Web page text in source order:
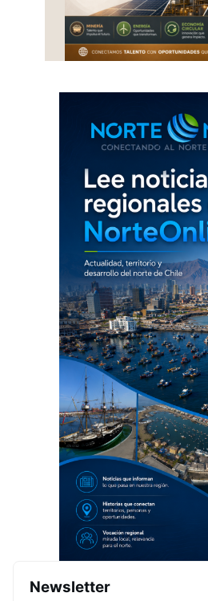
Newsletter